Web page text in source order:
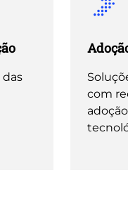
das
com